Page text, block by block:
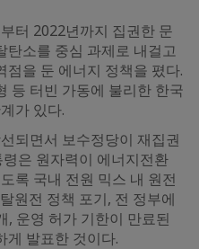
터 2022년까지 집권한 문
탄소를 중심 과제로 내걸고
을 둔 에너지 정책을 폈다.
등 터빈 가동에 불리한 한국
가 있다.
되면서 보수정당이 재집권
은 원자력이 에너지전환
록 국내 전원 믹스 내 원전
원전 정책 포기, 전 정부에
, 운영 허가 기한이 만료된
게 발표한 것이다.